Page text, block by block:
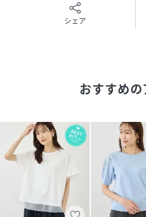
・タックチノパンやデニムで引
透け感：ホワイト（10）はやや
ボタン：（開閉可）
生地の厚さ：やや薄手
季節：春、夏
-----------------------------
※撮影時の光、お使いのモニタ
違う場合がございます。
シェア
おすすめの